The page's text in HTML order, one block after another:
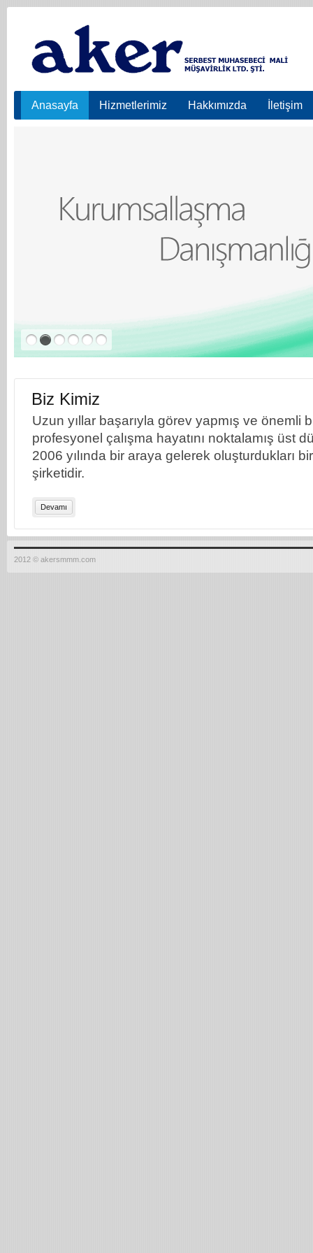
Anasayfa Hizmetlerimiz Hakkımızda İletişim
Biz Kimiz
Uzun yıllar başarıyla görev yapmış ve önemli
profesyonel çalışma hayatını noktalamış üst
2006 yılında bir araya gelerek oluşturdukları
şirketidir.
Devamı
2012 © akersmmm.com